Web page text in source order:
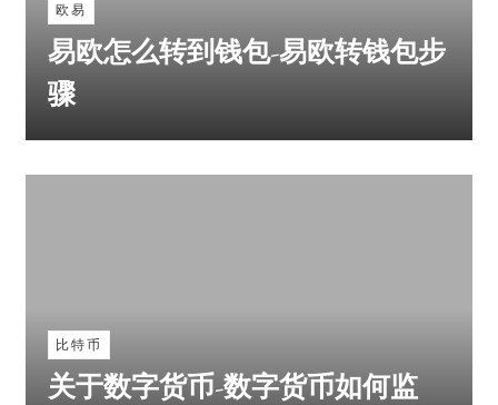
欧易
易欧怎么转到钱包-易欧转钱包步
骤
比特币
关于数字货币-数字货币如何监